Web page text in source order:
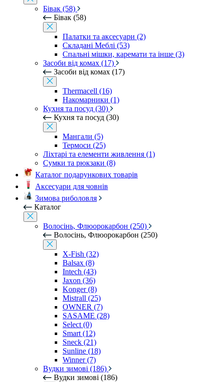
Бівак (58)
Бівак (58)
Палатки та аксесуари (2)
Складані Меблі (53)
Спальні мішки, каремати та інше (3)
Засоби від комах (17)
Засоби від комах (17)
Thermacell (16)
Накомарники (1)
Кухня та посуд (30)
Кухня та посуд (30)
Мангали (5)
Термоси (25)
Ліхтарі та елементи живлення (1)
Сумки та рюкзаки (8)
Каталог подарункових товарів
Аксесуари для човнів
Зимова риболовля
Каталог
Волосінь, Флюорокарбон (250)
Волосінь, Флюорокарбон (250)
X-Fish (32)
Balsax (8)
Intech (43)
Jaxon (36)
Konger (8)
Mistrall (25)
OWNER (7)
SASAME (28)
Select (0)
Smart (12)
Sneck (21)
Sunline (18)
Winner (7)
Вудки зимові (186)
Вудки зимові (186)